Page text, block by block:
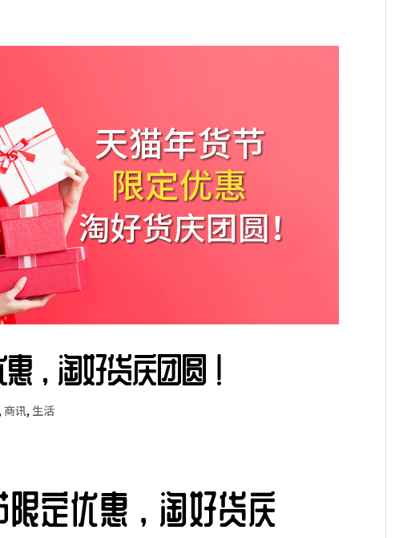
，淘好货庆团圆！
商讯, 生活
限定优惠，淘好货庆